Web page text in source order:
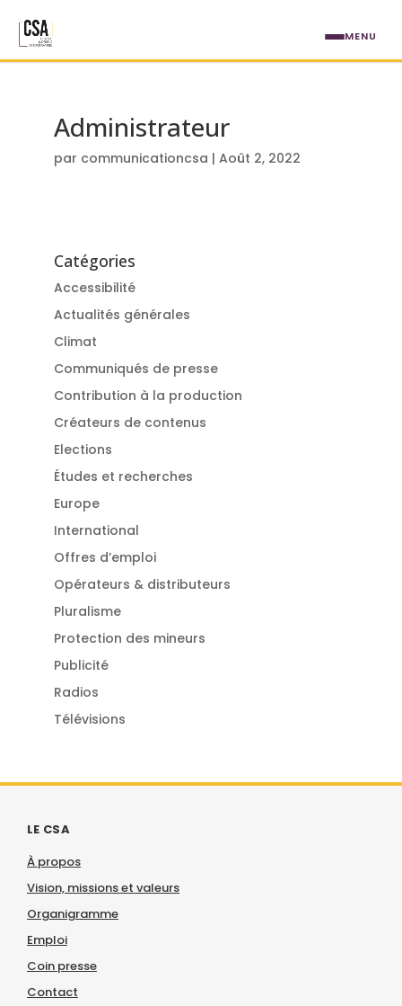
Administrateur
par communicationcsa | Août 2, 2022
Catégories
Accessibilité
Actualités générales
Climat
Communiqués de presse
Contribution à la production
Créateurs de contenus
Elections
Études et recherches
Europe
International
Offres d’emploi
Opérateurs & distributeurs
Pluralisme
Protection des mineurs
Publicité
Radios
Télévisions
LE CSA
À propos
Vision, missions et valeurs
Organigramme
Emploi
Coin presse
Contact
MENU